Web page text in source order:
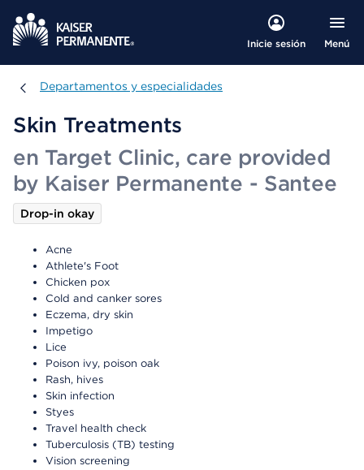
Inicie sesión Menú
Departamentos y especialidades
Departamentos y especialidades
Skin Treatments
en Target Clinic, care provided
by Kaiser Permanente - Santee
Drop-in okay
Acne
Athlete's Foot
Chicken pox
Cold and canker sores
Eczema, dry skin
Impetigo
Lice
Poison ivy, poison oak
Rash, hives
Skin infection
Styes
Travel health check
Tuberculosis (TB) testing
Vision screening